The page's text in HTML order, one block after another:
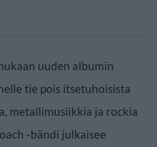
uuden albumin
tie pois itsetuhoisista
metallimusiikkia ja rockia
-bändi julkaisee